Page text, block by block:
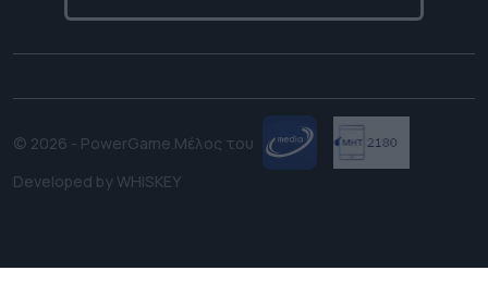
© 2026 - PowerGame. Μέλος του
Developed by WHISKEY